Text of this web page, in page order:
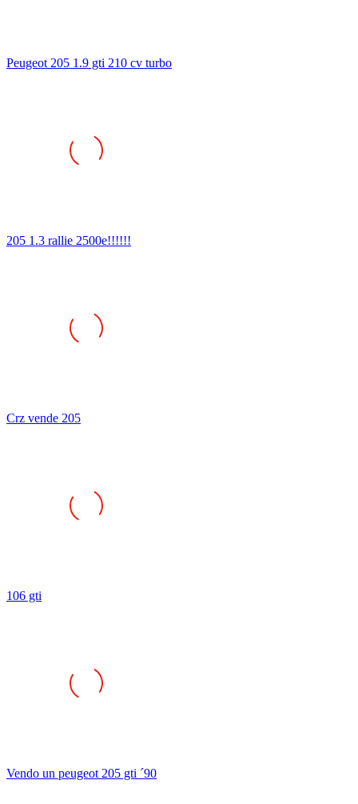
Peugeot 205 1.9 gti 210 cv turbo
205 1.3 rallie 2500e!!!!!!
Crz vende 205
106 gti
Vendo un peugeot 205 gti ´90